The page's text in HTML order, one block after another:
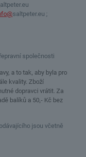
altpeter.eu
saltpeter.eu ;
společnosti
a to tak, aby byla pro
kvality. Zboží
dopravci vrátit. Za
balíků a 50,- Kč bez
jsou včetně